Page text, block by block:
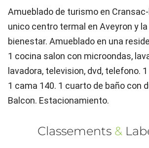
Amueblado de turismo en
unico centro termal en Aveyron y la
bienestar. Amueblado en una
1 cocina salon con microondas,
lavadora, television, dvd, telefono.
1 cama 140. 1 cuarto de baño con
Balcon. Estacionamiento.
Classements &